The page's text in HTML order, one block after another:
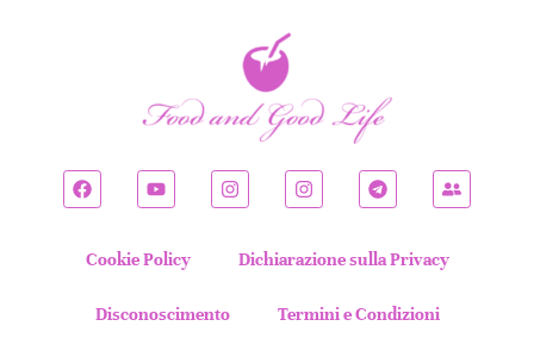
Cookie Policy Dichiarazione sulla Privacy
Disconoscimento Termini e Condizioni